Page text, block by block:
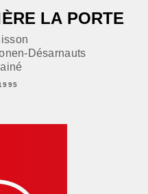
LA PORTE
Désarnauts